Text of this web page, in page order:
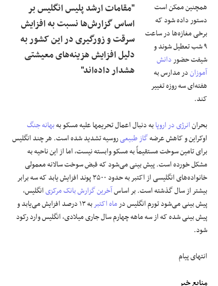
"مقامات ارشد پلیس انگلیس بر
اساس گزارش‌ها نسبت به افزایش
سرقت و زورگیری در این کشور به
دلیل افزایش هزینه‌های معیشتی
هشدار داده‌اند"
همچنین ممکن است
دستور داده شود که
برخی مغازه‌ها در ساعت
۹ شب تعطیل شوند و
شیفت حضوردانش
آموزاندر مدارس به
هفته‌ای سه روزه تغییر
کند.
بحرانانرژی در اروپابه دنبال اعمال تحریمها علیه مسکو بهبهانه جنگ
اوکراین و کاهش عرضهگاز طبیعیروسیه تشدید شده است. هر چند انگلیس
برای تامین سوخت مستقیماً به مسکو وابسته نیست، اما از این ناحیه به
مشکل خورده است. پیش بینی می‌شود که قبض سوخت سالانه معمولی
خانواده‌های انگلیسی از اکتبر به حدود ۳۵۰۰ پوند افزایش یابد که سه برابر
بیشتر از سال گذشته است. بر اساسآخرین گزارشبانک مرکزیانگلیس،
پیش بینی می‌شود تورم انگلیس درماه اکتبر
به ۱۳ درصد افزایش می‌یابد و
پیش بینی شده که از سه ماهه چهارم سال جاری میلادی، انگلیس وارد رکود
شود.
انتهای پیام
منابع خبر